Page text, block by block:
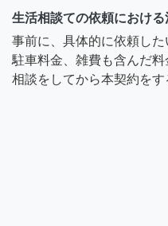
生活相談ての依頼における
事前に、具体的に依頼し
駐車料金、雑費も含んだ
相談をしてから本契約をす